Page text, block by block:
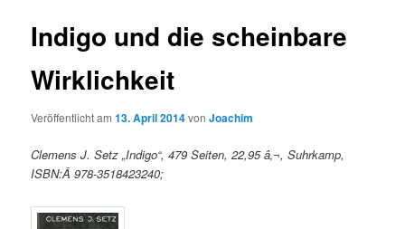
Indigo und die scheinbare
Wirklichkeit
Veröffentlicht am13. April 2014vonJoachim
Clemens J. Setz „Indigo“, 479 Seiten, 22,95 â‚¬, Suhrkamp,
ISBN:Â 978-3518423240;